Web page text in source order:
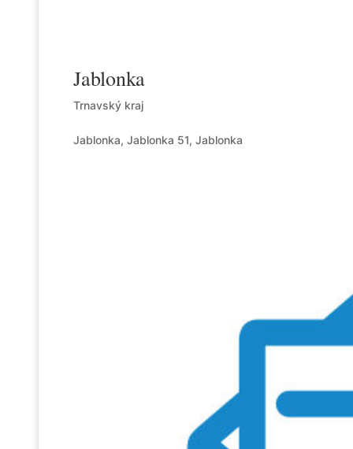
Jablonka
Trnavský kraj
Jablonka, Jablonka 51, Jablonka